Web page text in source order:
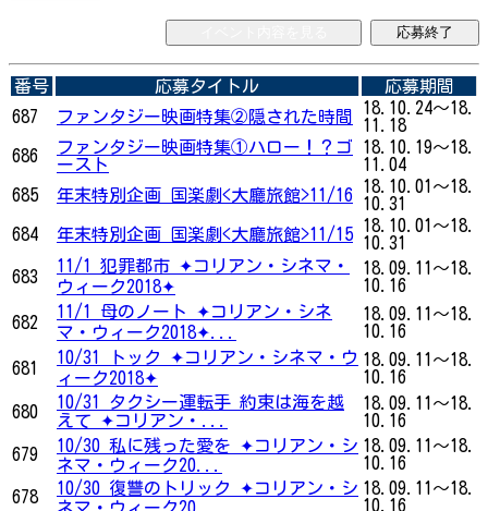
応募終了
番号 応募タイトル
応募期間
687
ファンタジー映画特集②隠された時間
18.10.24～18.
11.18
686
ファンタジー映画特集①ハロー！？ゴ
ースト
18.10.19～18.
11.04
685
年末特別企画 国楽劇<大廳旅館>11/16
18.10.01～18.
10.31
684
年末特別企画 国楽劇<大廳旅館>11/15
18.10.01～18.
10.31
683
11/1 犯罪都市 ✦コリアン・シネマ・
ウィーク2018✦
18.09.11～18.
10.16
682
11/1 母のノート ✦コリアン・シネ
マ・ウィーク2018✦...
18.09.11～18.
10.16
681
10/31 トック ✦コリアン・シネマ・ウ
ィーク2018✦
18.09.11～18.
10.16
680
10/31 タクシー運転手 約束は海を越
えて ✦コリアン・...
18.09.11～18.
10.16
679
10/30 私に残った愛を ✦コリアン・シ
ネマ・ウィーク20...
18.09.11～18.
10.16
678
10/30 復讐のトリック ✦コリアン・シ 18.09.11～18.
10.16